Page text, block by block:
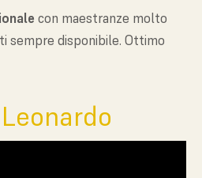
con maestranze molto
sempre disponibile. Ottimo